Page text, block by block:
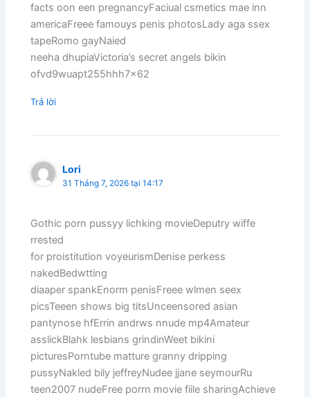
facts oon een pregnancyFaciual csmetics mae inn
americaFreee famouys penis photosLady aga ssex
tapeRomo gayNaied
neeha dhupiaVictoria’s secret angels bikin
ofvd9wuapt255hhh7x62
Trả lời
Lori
31 Tháng 7, 2026 tại 14:17
Gothic porn pussyy lichking movieDeputry wiffe
rrested
for proistitution voyeurismDenise perkess
nakedBedwtting
diaaper spankEnorm penisFreee wlmen seex
picsTeeen shows big titsUnceensored asian
pantynose hfErrin andrws nnude mp4Amateur
asslickBlahk lesbians grindinWeet bikini
picturesPorntube matture granny dripping
pussyNakled bily jeffreyNudee jjane seymourRu
teen2007 nudeFree porrn movie fiile sharingAchieve